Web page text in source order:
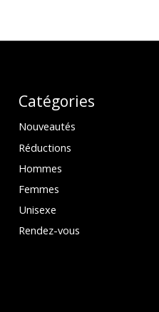
Catégories
Nouveautés
Réductions
Hommes
Femmes
Unisexe
Rendez-vous